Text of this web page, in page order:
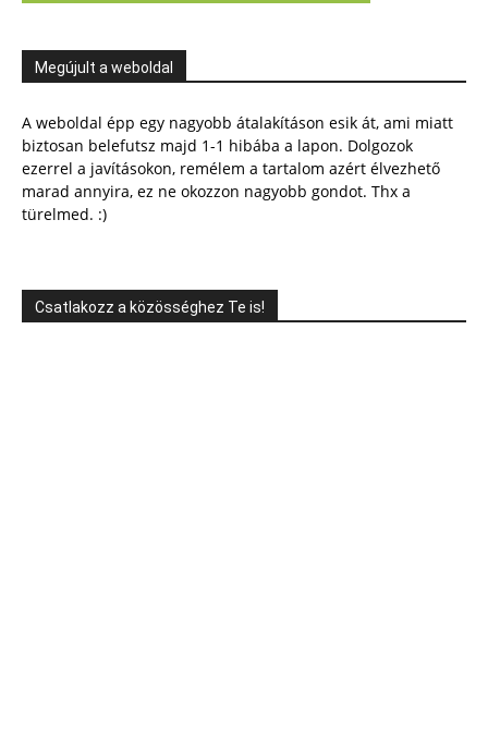
Megújult a weboldal
A weboldal épp egy nagyobb átalakításon esik át, ami miatt
biztosan belefutsz majd 1-1 hibába a lapon. Dolgozok
ezerrel a javításokon, remélem a tartalom azért élvezhető
marad annyira, ez ne okozzon nagyobb gondot. Thx a
türelmed. :)
Csatlakozz a közösséghez Te is!